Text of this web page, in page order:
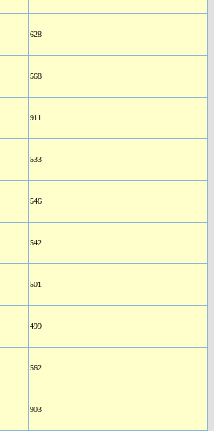
628
568
911
533
546
542
501
499
562
903